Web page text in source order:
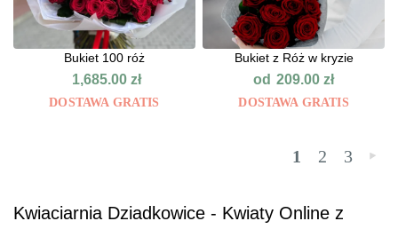
Bukiet 100 róż
1,685.00zł
DOSTAWA GRATIS
Bukiet z Róż w kryzie
od 209.00zł
DOSTAWA GRATIS
1 2 3 »
Kwiaciarnia Dziadkowice - Kwiaty Online z